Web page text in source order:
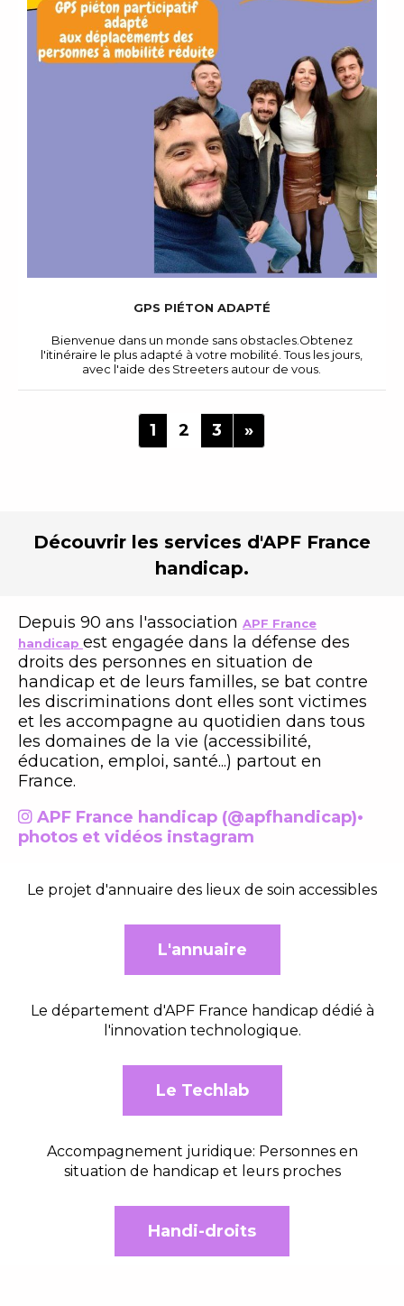
GPS PIÉTON ADAPTÉ
Bienvenue dans un monde sans obstacles.Obtenez
l'itinéraire le plus adapté à votre mobilité. Tous les jours,
avec l'aide des Streeters autour de vous.
1 2 3 »
Découvrir les services d'APF France
handicap.
Depuis 90 ans l'association APF France
handicap est engagée dans la défense des
droits des personnes en situation de
handicap et de leurs familles, se bat contre
les discriminations dont elles sont victimes
et les accompagne au quotidien dans tous
les domaines de la vie (accessibilité,
éducation, emploi, santé...) partout en
France.
 APF France handicap (@apfhandicap)•
photos et vidéos instagram
Le projet d'annuaire des lieux de soin accessibles
L'annuaire
Le département d'APF France handicap dédié à
l'innovation technologique.
Le Techlab
Accompagnement juridique: Personnes en
situation de handicap et leurs proches
Handi-droits